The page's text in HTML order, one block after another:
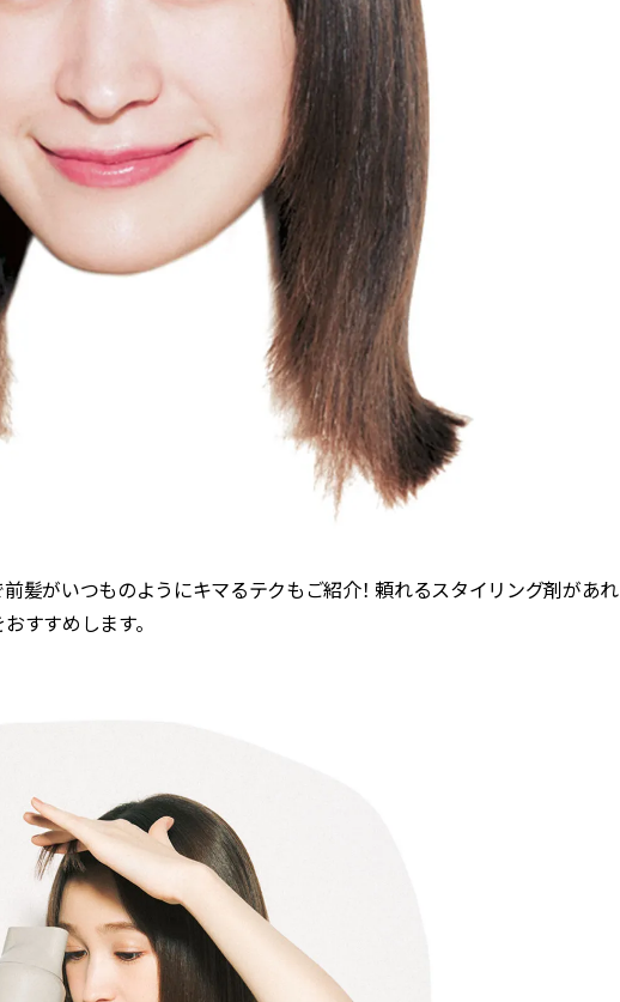
髪がいつものようにキマるテクもご紹介！ 頼れるスタイリング剤があれ
すすめします。